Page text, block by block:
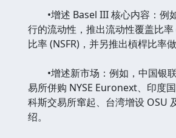
•增述 Basel III 核心内容：例
行的流动性，推出流动性覆盖比率
比率 (NSFR)，并另推出槓桿比率
•增述新市场：例如，中国银
易所併购 NYSE Euronext、印度
科斯交易所窜起、台湾增设 OSU
绍。